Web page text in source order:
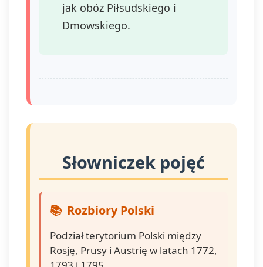
jak obóz Piłsudskiego i
Dmowskiego.
Słowniczek pojęć
Rozbiory Polski
Podział terytorium Polski między
Rosję, Prusy i Austrię w latach 1772,